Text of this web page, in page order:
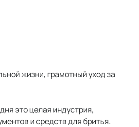
жизни, грамотный уход за
это целая индустрия,
и средств для бритья.